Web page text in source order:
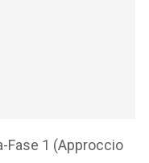
Fase 1 (Approccio